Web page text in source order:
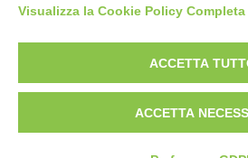
Copyright © Gattinoni & Co. s.r.l.
Linee Guida Whistleblowing
Visualizza la Cookie Policy Completa
ACCETTA
ACCETTA